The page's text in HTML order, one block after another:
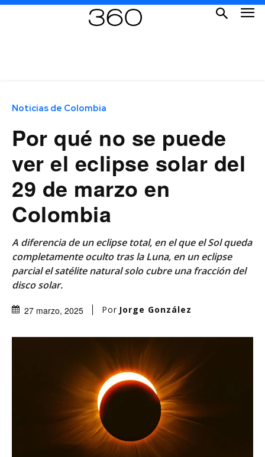
Noticias de Colombia
Por qué no se puede
ver el eclipse solar del
29 de marzo en
Colombia
A diferencia de un eclipse total, en el que el Sol queda
completamente oculto tras la Luna, en un eclipse
parcial el satélite natural solo cubre una fracción del
disco solar.
27 marzo, 2025 Por Jorge González